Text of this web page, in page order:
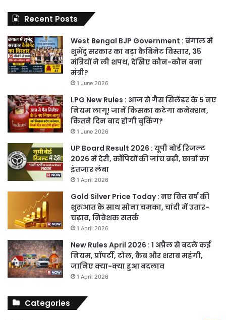
Recent Posts
West Bengal BJP Government : बंगाल में
शुभेंदु सरकार का बड़ा कैबिनेट विस्तार, 35
मंत्रियों ने ली शपथ, देखिए कौन-कौन बना
मंत्री?
1 June 2026
LPG New Rules : आज से गैस सिलेंडर के 5 नए
नियम लागू! जानें किसका कटेगा कनेक्शन,
कितने दिन बाद होगी बुकिंग?
1 June 2026
UP Board Result 2026 : यूपी बोर्ड रिजल्ट
2026 में देरी, कॉपियों की जांच बढ़ी, छात्रों का
इंतजार लंबा
1 April 2026
Gold Silver Price Today : नए वित्त वर्ष की
शुरुआत के साथ सोना चमका, चांदी में उतार-
चढ़ाव, निवेशक सतर्क
1 April 2026
New Rules April 2026 : 1 अप्रैल से बदले कई
नियम, प्रॉपर्टी, टोल, कैब और शराब महंगी,
जानिए क्या-क्या हुआ बदलाव
1 April 2026
Categories